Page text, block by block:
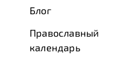
Блог
Православный
календарь